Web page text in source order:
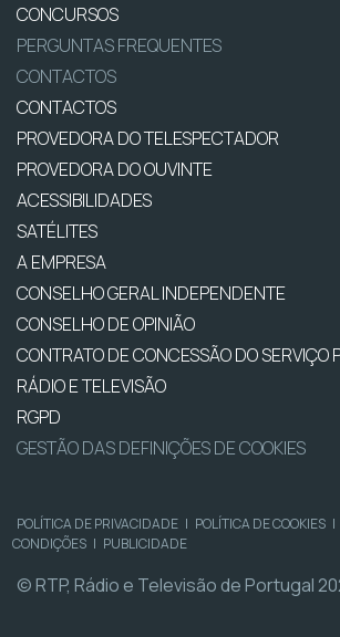
CONCURSOS
PERGUNTAS FREQUENTES
CONTACTOS
CONTACTOS
PROVEDORA DO TELESPECTADOR
PROVEDORA DO OUVINTE
ACESSIBILIDADES
SATÉLITES
A EMPRESA
CONSELHO GERAL INDEPENDENTE
CONSELHO DE OPINIÃO
CONTRATO DE CONCESSÃO DO SERVIÇO
RÁDIO E TELEVISÃO
RGPD
GESTÃO DAS DEFINIÇÕES DE COOKIES
POLÍTICA DE PRIVACIDADE | POLÍTICA DE COOKIES |
CONDIÇÕES | PUBLICIDADE
© RTP, Rádio e Televisão de Portugal